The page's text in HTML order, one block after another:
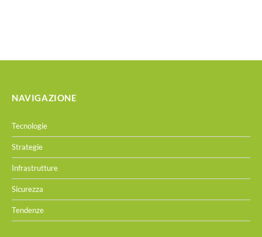
NAVIGAZIONE
Tecnologie
Strategie
Infrastrutture
Sicurezza
Tendenze